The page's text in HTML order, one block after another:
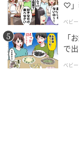
♡」
ベビ
「
で
ベビ